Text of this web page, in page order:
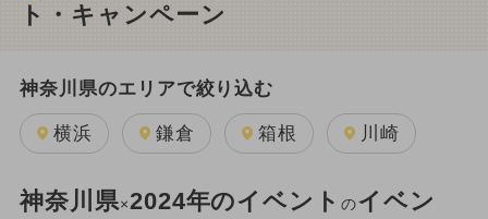
ト・キャンペーン
神奈川県のエリアで絞り込む
横浜 鎌倉 箱根 川崎
神奈川県×2024年のイベントのイベン